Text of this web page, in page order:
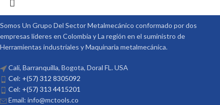
Somos Un Grupo Del Sector Metalmecánico conformado por dos
empresas lideres en Colombia y La región en el suministro de
Herramientas industriales y Maquinaria metalmecánica.
Cali, Barranquilla, Bogota, Doral FL. USA
Cel: +(57) 312 8305092
Cel: +(57) 313 4415201
Email: info@mctools.co